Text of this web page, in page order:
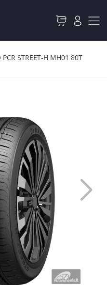
STREET-H MH01 80T